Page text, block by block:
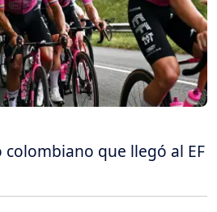
colombiano que llegó al EF